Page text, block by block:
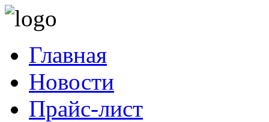
Главная
Новости
Прайс-лист